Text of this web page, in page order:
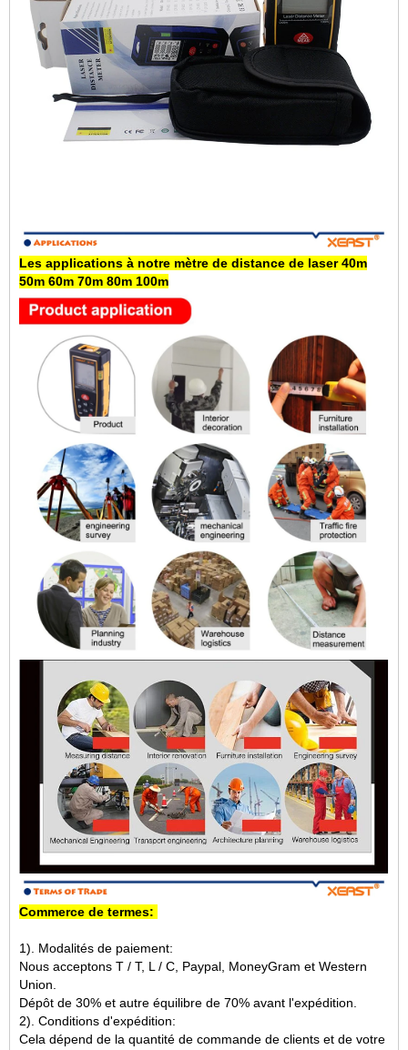
Les applications à notre mètre de distance de laser 40m
50m 60m 70m 80m 100m
Commerce de termes:
1). Modalités de paiement:
Nous acceptons T / T, L / C, Paypal, MoneyGram et Western
Union.
Dépôt de 30% et autre équilibre de 70% avant l'expédition.
2). Conditions d'expédition:
Cela dépend de la quantité de commande de clients et de votre